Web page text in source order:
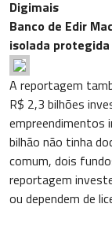
Digimais
Banco de Edir
isolada
A reportagem
R$ 2,3 bilhões
empreendimentos
bilhão não tinha
comum, dois
reportagem
ou dependem de